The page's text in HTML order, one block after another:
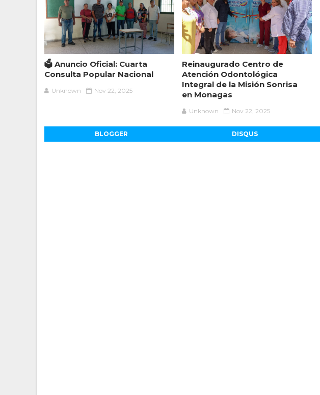
🗳️ Anuncio Oficial: Cuarta
Consulta Popular Nacional
Unknown Nov 22, 2025
Reinaugurado Centro de
Atención Odontológica
Integral de la Misión Sonrisa
en Monagas
Unknown Nov 22, 2025
BLOGGER DISQUS